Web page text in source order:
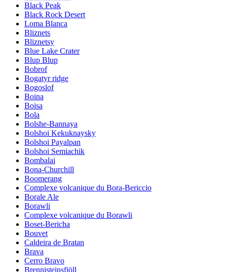
Black Peak
Black Rock Desert
Loma Blanca
Bliznets
Bliznetsy
Blue Lake Crater
Blup Blup
Bobrof
Bogatyr ridge
Bogoslof
Boina
Boisa
Bola
Bolshe-Bannaya
Bolshoi Kekuknaysky
Bolshoi Payalpan
Bolshoi Semiachik
Bombalai
Bona-Churchill
Boomerang
Complexe volcanique du Bora-Bericcio
Borale Ale
Borawli
Complexe volcanique du Borawli
Boset-Bericha
Bouvet
Caldeira de Bratan
Brava
Cerro Bravo
Brennisteinsfjöll